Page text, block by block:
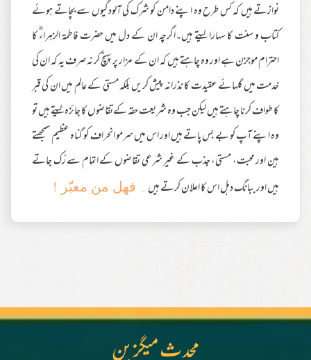
نوازتے ہیں کہ کس طرح وہ اپنے دامن کو شرک کی آلودگیوں سے بچاتے ہوئے
کتاب و سنت کا سہارا لیتے ہیں۔اگرچہ ان کے دل میں حضرت فاطمۃ الزہراءؓ کا
احترام موجزن ہے اور وہ چاہتے ہیں کہ ان کے مزار پر پہنچ کر نہ صرف یہ کہ ان کی
خدمت میں گلہائے عقیدت کا نذرانہ پیش کریں بلکہ مستی کے عالم میں ان کی قبر
کا طواف کرنا چاہتے ہیں لیکن جب وہ شریعت حقہ کےتقاضوں کا جائزہ لیتے ہیں تو
وہ اپنے آپ کو بے بس پاتے ہیں اور اس میں سرمو انحراف کو گناہ عظیم سمجھتے
ہین اور محبت، مستی، جذب کے غیر شرعی تقاضوں کے اتمام سے رُک جاتے
ہیں اور ببانگ دہل اس کا اعلان کرتے ہیں ۔ فھل من معبّر !